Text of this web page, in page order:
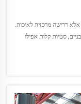
דרישה מרכזית לאיכות.
סטיות קלות אפילו